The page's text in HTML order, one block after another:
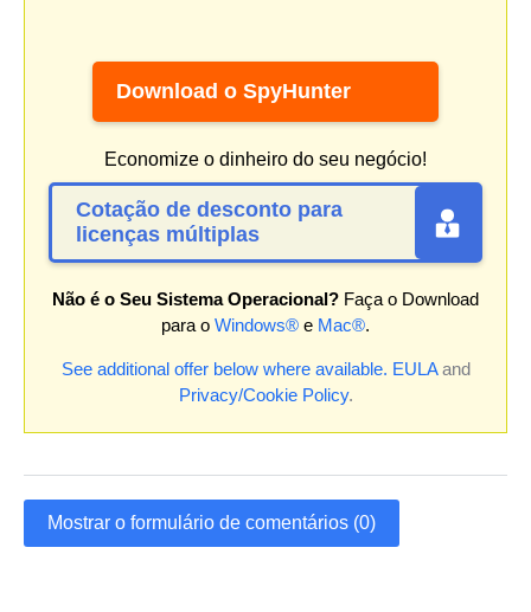
Download o SpyHunter
Economize o dinheiro do seu negócio!
Cotação de desconto para
licenças múltiplas
Não é o Seu Sistema Operacional? Faça o Download
para o Windows® e Mac®.
See additional offer below where available. EULAand
Privacy/Cookie Policy.
Mostrar o formulário de comentários (0)